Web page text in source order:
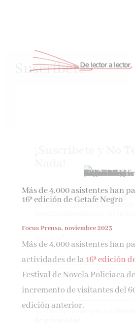
Más de 4.000 asistentes han
16ª edición de Getafe Negro
Focus Prensa, noviembre 2023
Más de 4.000 asistentes han
actividades de la16ª edición
Festival de Novela Policiaca
incremento de visitantes del
edición anterior.
Suscríbete
Únete a nuestra comunidad
literatura y recibe las últimas
Email*